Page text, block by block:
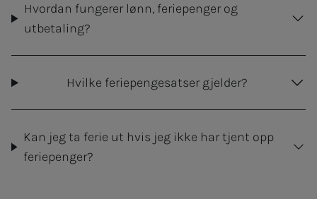
Hvordan fungerer lønn, feriepenger og
utbetaling?
Hvilke feriepengesatser gjelder?
Kan jeg ta ferie ut hvis jeg ikke har tjent opp
feriepenger?